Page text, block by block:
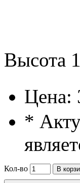
Высота
Цена:
*
Кол-во
В